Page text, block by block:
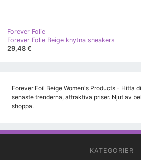
Forever Folie
Forever Folie Beige knytna sneakers
29,48 €
Forever Foil Beige Women's Products - Hitta
senaste trenderna, attraktiva priser. Njut av
shoppa.
KATEGORIER